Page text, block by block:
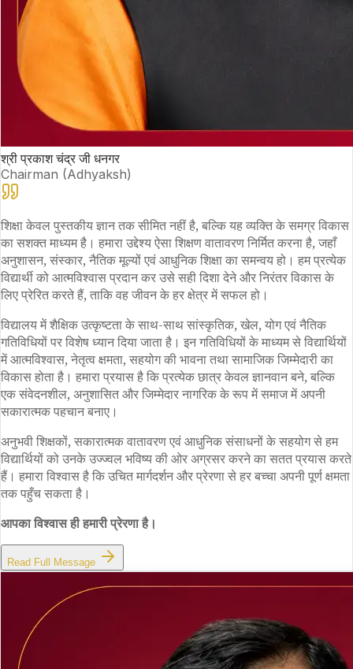
श्री प्रकाश चंद्र जी धनगर
Chairman (Adhyaksh)
शिक्षा केवल पुस्तकीय ज्ञान तक सीमित नहीं है, बल्कि यह व्यक्ति के समग्र विकास
का सशक्त माध्यम है। हमारा उद्देश्य ऐसा शिक्षण वातावरण निर्मित करना है, जहाँ
अनुशासन, संस्कार, नैतिक मूल्यों एवं आधुनिक शिक्षा का समन्वय हो। हम प्रत्येक
विद्यार्थी को आत्मविश्वास प्रदान कर उसे सही दिशा देने और निरंतर विकास के
लिए प्रेरित करते हैं, ताकि वह जीवन के हर क्षेत्र में सफल हो।
विद्यालय में शैक्षिक उत्कृष्टता के साथ-साथ सांस्कृतिक, खेल, योग एवं नैतिक
गतिविधियों पर विशेष ध्यान दिया जाता है। इन गतिविधियों के माध्यम से विद्यार्थियों
में आत्मविश्वास, नेतृत्व क्षमता, सहयोग की भावना तथा सामाजिक जिम्मेदारी का
विकास होता है। हमारा प्रयास है कि प्रत्येक छात्र केवल ज्ञानवान बने, बल्कि
एक संवेदनशील, अनुशासित और जिम्मेदार नागरिक के रूप में समाज में अपनी
सकारात्मक पहचान बनाए।
अनुभवी शिक्षकों, सकारात्मक वातावरण एवं आधुनिक संसाधनों के सहयोग से हम
विद्यार्थियों को उनके उज्ज्वल भविष्य की ओर अग्रसर करने का सतत प्रयास करते
हैं। हमारा विश्वास है कि उचित मार्गदर्शन और प्रेरणा से हर बच्चा अपनी पूर्ण क्षमता
तक पहुँच सकता है।
आपका विश्वास ही हमारी प्रेरणा है।
Read Full Message